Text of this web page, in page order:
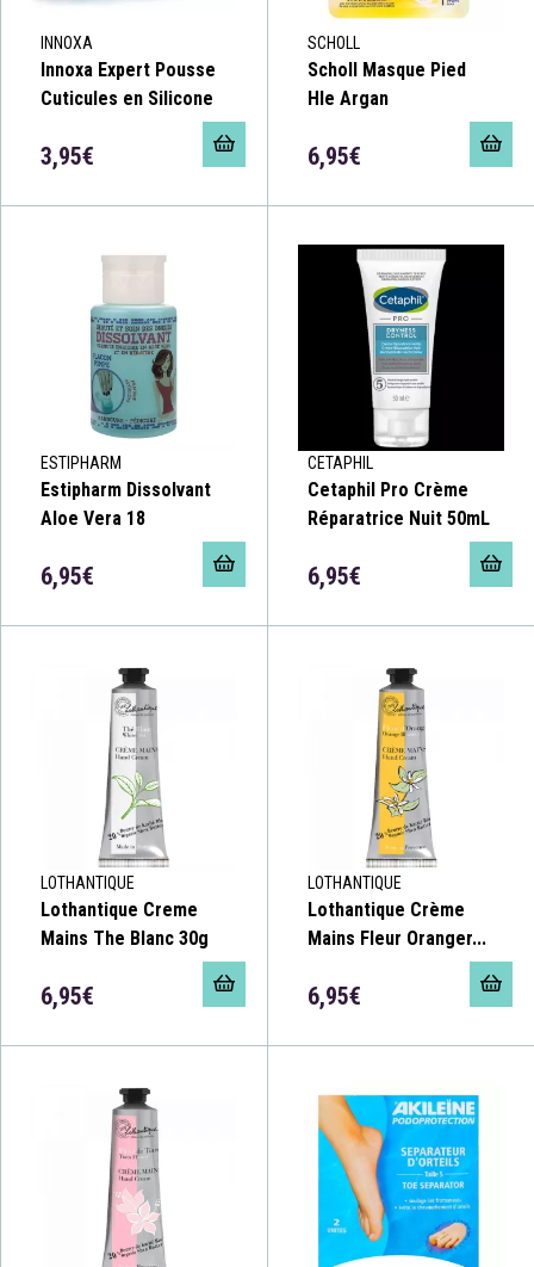
INNOXA
Innoxa Expert Pousse
Cuticules en Silicone
3,95€
SCHOLL
Scholl Masque Pied
Hle Argan
6,95€
ESTIPHARM
Estipharm Dissolvant
Aloe Vera 18
6,95€
CETAPHIL
Cetaphil Pro Crème
Réparatrice Nuit 50mL
6,95€
LOTHANTIQUE
Lothantique Creme
Mains The Blanc 30g
6,95€
LOTHANTIQUE
Lothantique Crème
Mains Fleur Oranger...
6,95€